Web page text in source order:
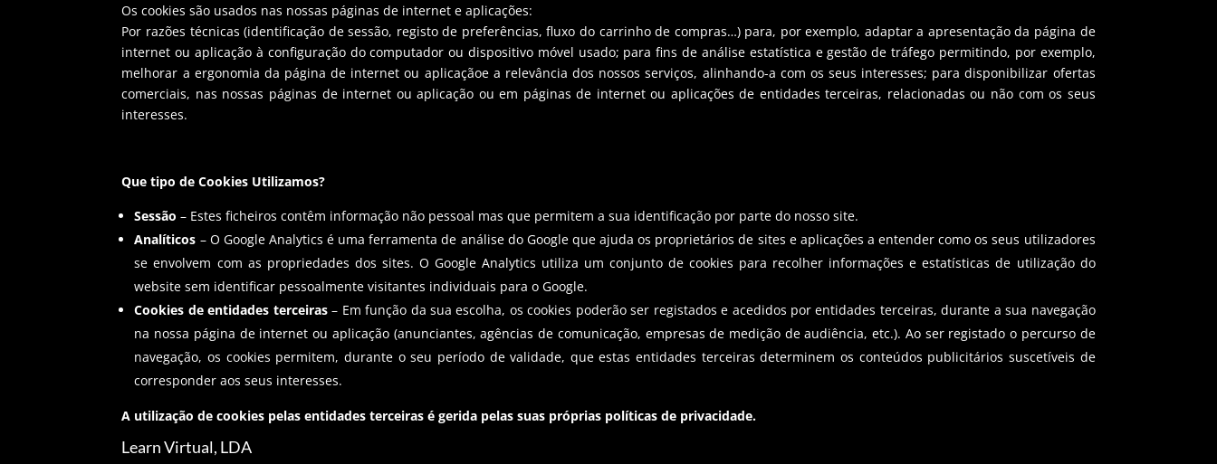
Os cookies são usados nas nossas páginas de internet e aplicações:
Por razões técnicas (identificação de sessão, registo de preferências, fluxo do carrinho de compras…) para, por exemplo, adaptar a apresentação da página de
internet ou aplicação à configuração do computador ou dispositivo móvel usado; para fins de análise estatística e gestão de tráfego permitindo, por exemplo,
melhorar a ergonomia da página de internet ou aplicaçãoe a relevância dos nossos serviços, alinhando-a com os seus interesses; para disponibilizar ofertas
comerciais, nas nossas páginas de internet ou aplicação ou em páginas de internet ou aplicações de entidades terceiras, relacionadas ou não com os seus
interesses.
Que tipo de Cookies Utilizamos?
Sessão – Estes ficheiros contêm informação não pessoal mas que permitem a sua identificação por parte do nosso site.
Analíticos – O Google Analytics é uma ferramenta de análise do Google que ajuda os proprietários de sites e aplicações a entender como os seus utilizadores
se envolvem com as propriedades dos sites. O Google Analytics utiliza um conjunto de cookies para recolher informações e estatísticas de utilização do
website sem identificar pessoalmente visitantes individuais para o Google.
Cookies de entidades terceiras– Em função da sua escolha, os cookies poderão ser registados e acedidos por entidades terceiras, durante a sua navegação
na nossa página de internet ou aplicação (anunciantes, agências de comunicação, empresas de medição de audiência, etc.). Ao ser registado o percurso de
navegação, os cookies permitem, durante o seu período de validade, que estas entidades terceiras determinem os conteúdos publicitários suscetíveis de
corresponder aos seus interesses.
A utilização de cookies pelas entidades terceiras é gerida pelas suas próprias políticas de privacidade.
Learn Virtual, LDA